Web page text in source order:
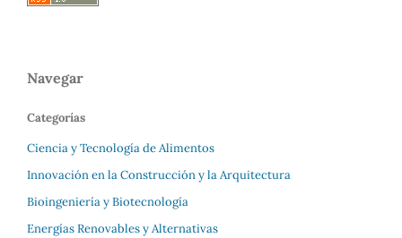
Navegar
Categorías
Ciencia y Tecnología de Alimentos
Innovación en la Construcción y la Arquitectura
Bioingeniería y Biotecnología
Energías Renovables y Alternativas